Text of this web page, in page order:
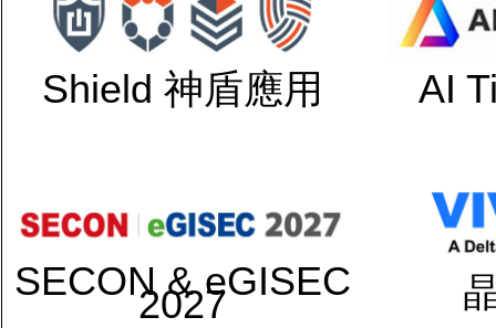
Shield 神盾應用 AI
SECON & eGISEC
2027